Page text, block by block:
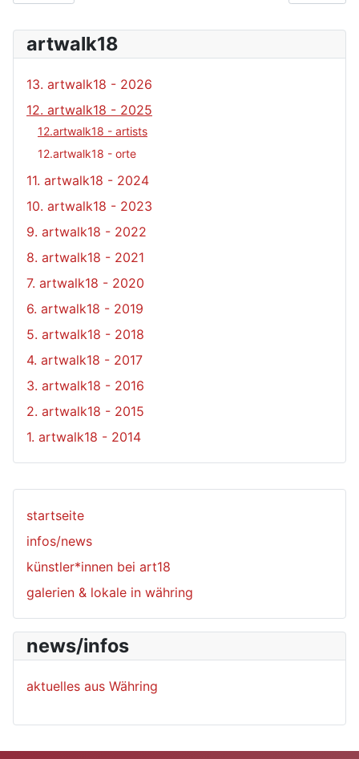
startseite
infos/news
künstler*innen bei art18
galerien & lokale in währing
news/infos
aktuelles aus Währing
artwalk18
13. artwalk18 - 2026
12. artwalk18 - 2025
12.artwalk18 - artists
12.artwalk18 - orte
11. artwalk18 - 2024
10. artwalk18 - 2023
9. artwalk18 - 2022
8. artwalk18 - 2021
7. artwalk18 - 2020
6. artwalk18 - 2019
5. artwalk18 - 2018
4. artwalk18 - 2017
3. artwalk18 - 2016
2. artwalk18 - 2015
1. artwalk18 - 2014